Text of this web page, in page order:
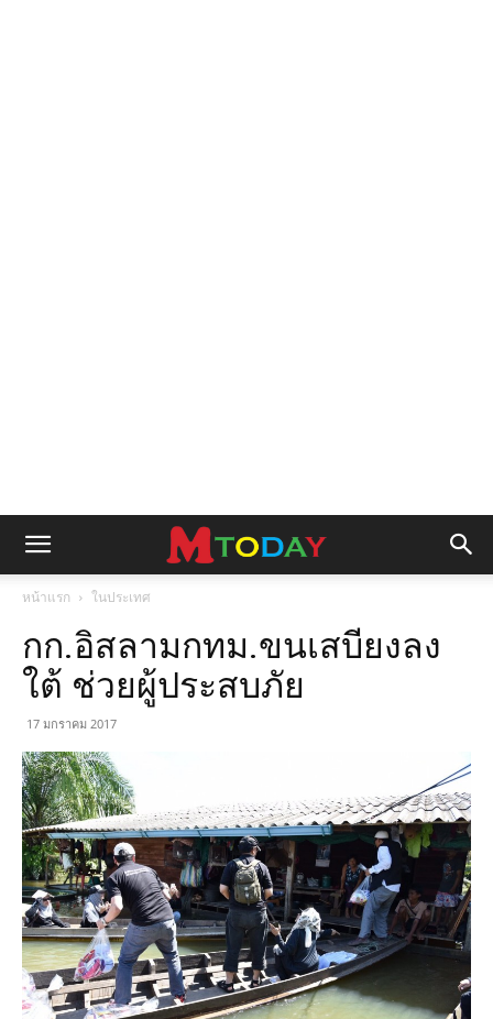
หน้าแรก ในประเทศ
กก.อิสลามกทม.ขนเสบียงลง
ใต้ ช่วยผู้ประสบภัย
17 มกราคม 2017